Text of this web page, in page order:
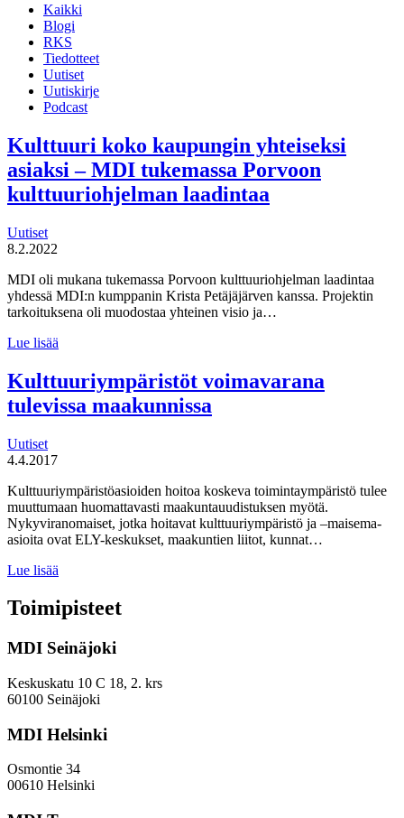
Kaikki
Blogi
RKS
Tiedotteet
Uutiset
Uutiskirje
Podcast
Kulttuuri koko kaupungin yhteiseksi
asiaksi – MDI tukemassa Porvoon
kulttuuriohjelman laadintaa
Uutiset
8.2.2022
MDI oli mukana tukemassa Porvoon kulttuuriohjelman laadintaa
yhdessä MDI:n kumppanin Krista Petäjäjärven kanssa. Projektin
tarkoituksena oli muodostaa yhteinen visio ja…
Lue lisää
kaupungin
yhteiseksi
asiaksi
kulttuuriohjelman
laadintaa
Kulttuuriympäristöt voimavarana
tulevissa maakunnissa
Uutiset
4.4.2017
Kulttuuriympäristöasioiden hoitoa koskeva toimintaympäristö tulee
muuttumaan huomattavasti maakuntauudistuksen myötä.
Nykyviranomaiset, jotka hoitavat kulttuuriympäristö ja –maisema-
asioita ovat ELY-keskukset, maakuntien liitot, kunnat…
Lue lisää
tulevissa
maakunnissa
Toimipisteet
MDI Seinäjoki
Keskuskatu 10 C 18, 2. krs
60100 Seinäjoki
MDI Helsinki
Osmontie 34
00610 Helsinki